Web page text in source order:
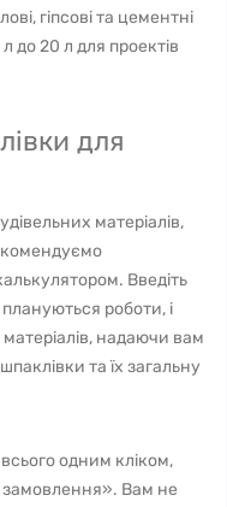
гіпсові та цементні
л до 20 л для проектів
для
матеріалів,
Введіть
роботи, і
надаючи вам
та їх загальну
одним кліком,
Вам не